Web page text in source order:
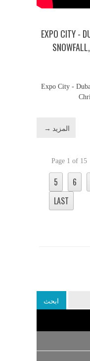
EXPO CITY -
Expo City -
المزيد →
Page 1 of 15
5
6
LAST